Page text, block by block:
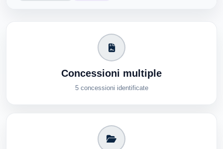
Concessioni multiple
5 concessioni identificate